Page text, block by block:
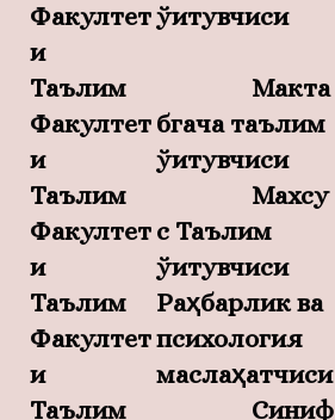
Факултет
и
ўқитувчиси
Таълим
Факултет
и
Макта
бгача таълим
ўқитувчиси
Таълим
Факултет
и
Махсу
с Таълим
ўқитувчиси
Таълим
Факултет
и
Раҳбарлик ва
психология
маслаҳатчиси
Таълим
Синиф